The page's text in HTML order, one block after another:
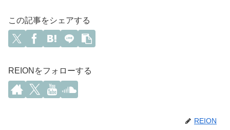
この記事をシェアする
REIONをフォローする
REION